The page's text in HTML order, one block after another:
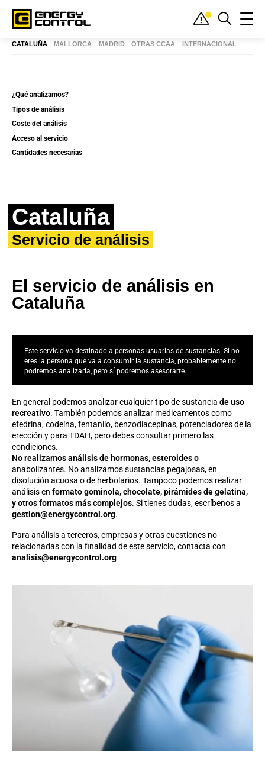
Inicio»Servicio de análisis
CATALUÑA
MALLORCA MADRID OTRAS CCAA INTERNACIONAL
¿Qué analizamos?
Tipos de análisis
Coste del análisis
Acceso al servicio
Cantidades necesarias
Cataluña
Servicio de análisis
El servicio de análisis en
Cataluña
Este servicio va destinado a personas usuarias de sustancias. Si no
eres la persona que va a consumir la sustancia, probablemente no
podremos analizarla, pero sí podremos asesorarte.
En general podemos analizar cualquier tipo de sustancia de uso
recreativo. También podemos analizar medicamentos como
efedrina, codeína, fentanilo, benzodiacepinas, potenciadores de la
erección y para TDAH, pero debes consultar primero las
condiciones.
No realizamos análisis de hormonas, esteroides o
anabolizantes. No analizamos sustancias pegajosas, en
disolución acuosa o de herbolarios. Tampoco podemos realizar
análisis en formato gominola, chocolate, pirámides de gelatina,
y otros formatos más complejos. Si tienes dudas, escríbenos a
gestion@energycontrol.org.
Para análisis a terceros, empresas y otras cuestiones no
relacionadas con la finalidad de este servicio, contacta con
analisis@energycontrol.org